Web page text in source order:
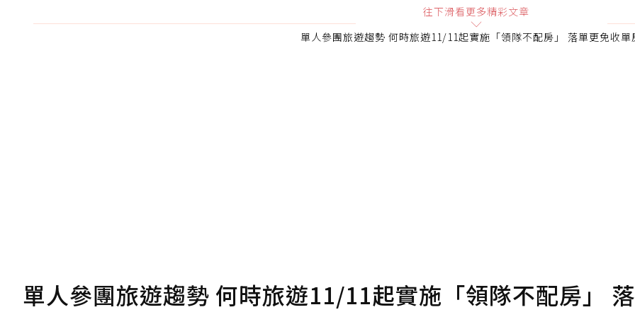
往下滑看更多精彩文章
單人參團旅遊趨勢 何時旅遊11/11起實施「領隊不配房」 落單更免收單
單人參團旅遊趨勢 何時旅遊11/11起實施「領隊不配房」